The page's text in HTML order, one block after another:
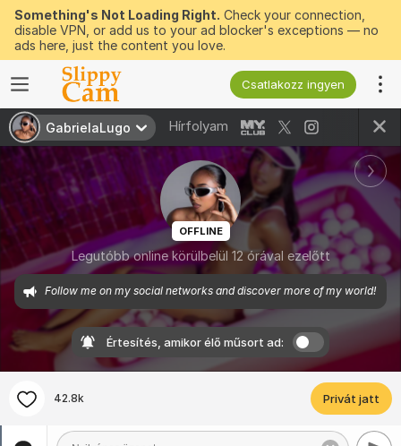
Something's Not Loading Right. Check your connection,
disable VPN, or add us to your ad blocker's exceptions — no
ads here, just the content you love.
Csatlakozz ingyen
GabrielaLugo Hírfolyam
OFFLINE
Legutóbb online körülbelül 12 órával ezelőtt
Follow me on my social networks and discover more of my world!
Értesítés, amikor élő műsort ad:
42.8k Privát jatt